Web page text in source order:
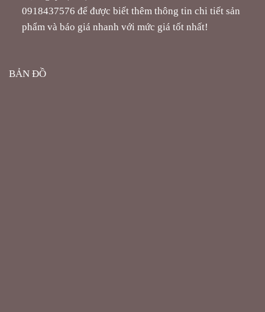
0918437576 để được biết thêm thông tin chi tiết sản
phẩm và báo giá nhanh với mức giá tốt nhất!
BẢN ĐỒ